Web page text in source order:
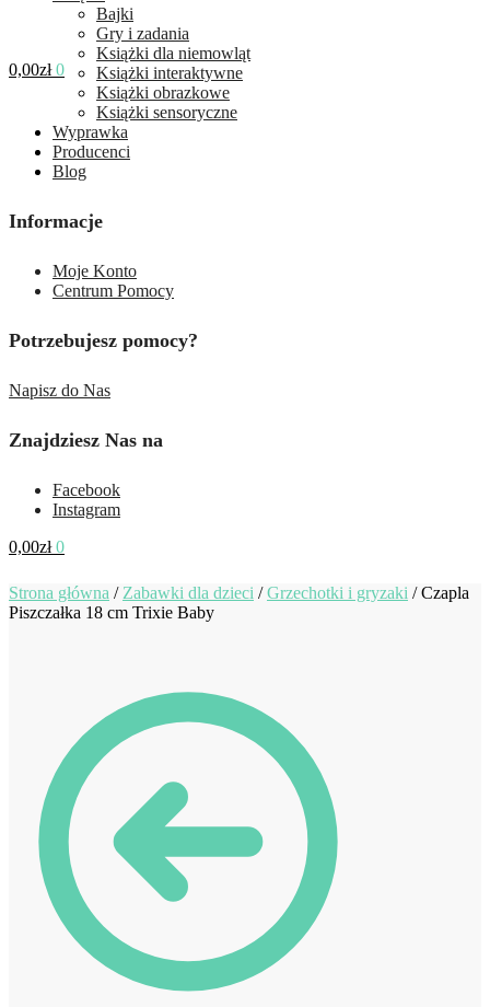
0,00zł 0
Bajki
Gry i zadania
Książki dla niemowląt
Książki interaktywne
Książki obrazkowe
Książki sensoryczne
Wyprawka
Producenci
Blog
Informacje
Moje Konto
Centrum Pomocy
Potrzebujesz pomocy?
Napisz do Nas
Znajdziesz Nas na
Facebook
Instagram
0,00zł 0
Strona główna / Zabawki dla dzieci /Grzechotki i gryzaki /Czapla
Piszczałka 18 cm Trixie Baby